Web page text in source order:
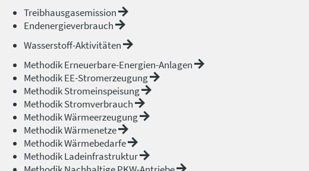
Treibhausgasemission
Endenergieverbrauch
Wasserstoff-Aktivitäten
Methodik Erneuerbare-Energien-Anlagen
Methodik EE-Stromerzeugung
Methodik Stromeinspeisung
Methodik Stromverbrauch
Methodik Wärmeerzeugung
Methodik Wärmenetze
Methodik Wärmebedarfe
Methodik Ladeinfrastruktur